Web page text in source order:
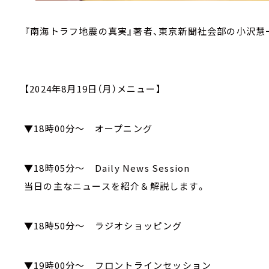
『南海トラフ地震の真実』著者、東京新聞社会部の小沢
【2024年8月19日（月）メニュー】
▼18時00分～ オープニング
▼18時05分～ Daily News Session
当日の主なニュースを紹介＆解説します。
▼18時50分～ ラジオショッピング
▼19時00分～ フロントラインセッション